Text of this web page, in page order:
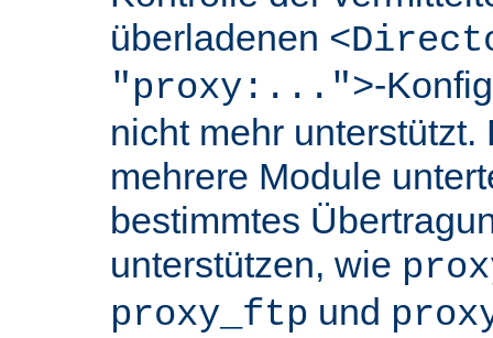
überladenen
"proxy:...">-
nicht mehr
mehrere Module
bestimmtes
unterstützen, wie
proxy_ftp und